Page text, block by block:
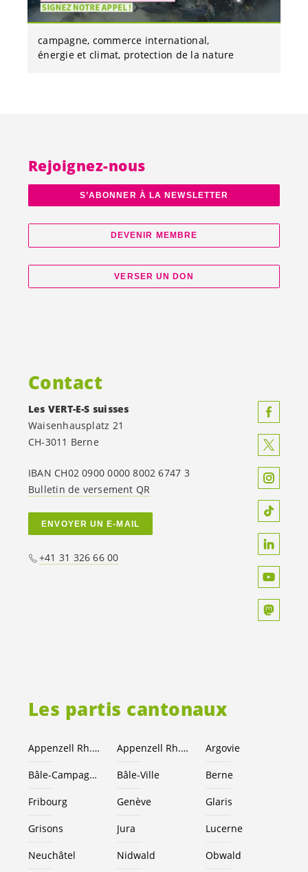
campagne commerce international
énergie et climat protection de la nature
Les partis cantonaux
Appenzell Rh.-Ext. Appenzell Rh.-I. Argovie
Bâle-Campagne Bâle-Ville Berne
Fribourg Genève Glaris
Grisons Jura Lucerne
Neuchâtel Nidwald Obwald
Rejoignez-nous
S’ABONNER À LA NEWSLETTER
DEVENIR MEMBRE
VERSER UN DON
Contact
Les VERT-E-S suisses
Waisenhausplatz 21
CH-3011 Berne
IBAN CH02 0900 0000 8002 6747 3
Bulletin de versement QR
ENVOYER UN E-MAIL
+41 31 326 66 00